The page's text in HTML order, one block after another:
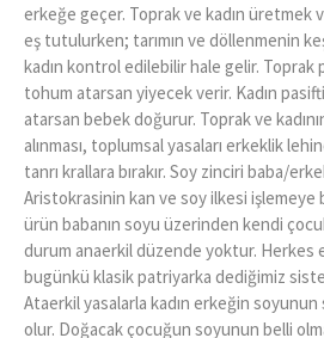
erkeğe geçer. Toprak ve kadın üretmek
eş tutulurken; tarımın ve döllenmenin
kadın kontrol edilebilir hale gelir. Toprak
tohum atarsan yiyecek verir. Kadın
atarsan bebek doğurur. Toprak ve
alınması, toplumsal yasaları erkeklik
tanrı krallara bırakır. Soy zinciri baba/
Aristokrasinin kan ve soy ilkesi işlemeye
ürün babanın soyu üzerinden kendi
durum anaerkil düzende yoktur. Herkes
bugünkü klasik patriyarka dediğimiz
Ataerkil yasalarla kadın erkeğin soyunun
olur. Doğacak çocuğun soyunun belli